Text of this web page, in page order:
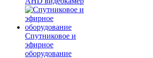
Спутниковое и
эфирное
оборудование